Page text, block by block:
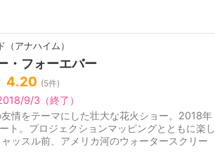
アナハイム）
・フォーエバー
4.20 (5件)
9/3（終了）
情をテーマにした壮大な花火ショー。2018年
ト。プロジェクションマッピングとともに楽し
ッスル前、アメリカ河のウォータースクリー
ールワールド...